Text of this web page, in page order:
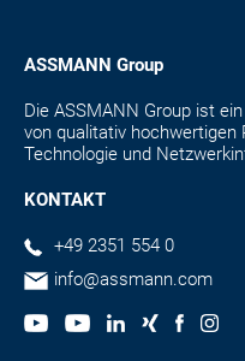
ASSMANN Group
Die ASSMANN Group ist
von qualitativ hochwertigen
Technologie und
KONTAKT
+49 2351 554 0
info@assmann.com